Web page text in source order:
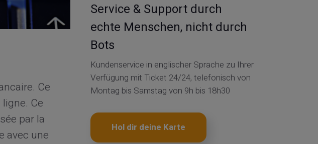
Ce
Ce
par la
avec une
Service & Support durch
echte Menschen, nicht durch
Bots
Kundenservice in englischer Sprache zu Ihrer
Verfügung mit Ticket 24/24, telefonisch von
Montag bis Samstag von 9h bis 18h30
Hol dir deine Karte